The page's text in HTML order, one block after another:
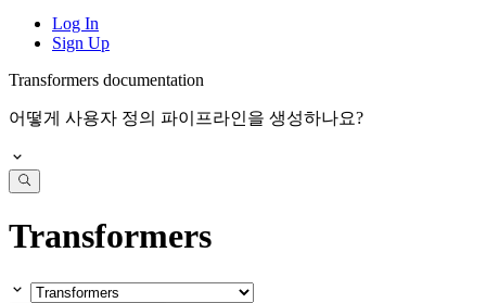
Log In
Sign Up
Transformers documentation
어떻게 사용자 정의 파이프라인을 생성하나요?
Transformers